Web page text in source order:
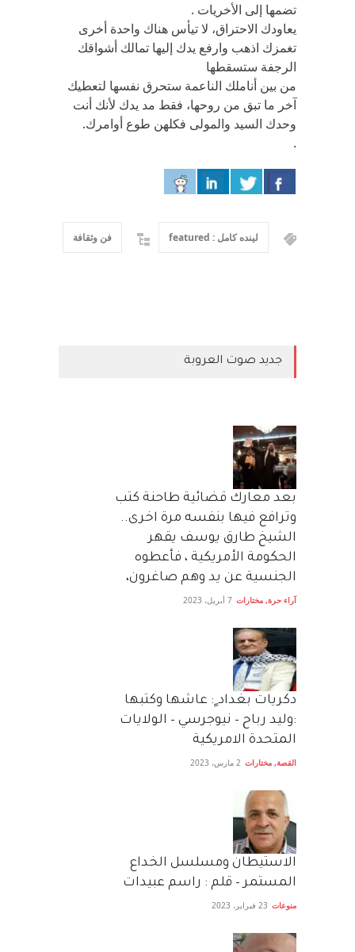
تضمها إلى الأخريات .
يعاودك الاحتراق، لا تيأس هناك واحدة أخرى
تغمزك اذهب وارفع يدك إليها تمالك أشواقك
الرجفة ستسقطها
من بين أناملك الناعمة ستحرق نفسها لتعطيك
آخر ما تبق من روحها، فقط مد يدك لأنك أنت
وحدك السيد والمولى فكلهن طوع أوامرك.
.
لينده كامل : featured فن وثقافة
جديد صوت العروبة
بعد معارك قضائية طاحنة كتب
وترافع فيها بنفسه مرة اخرى..
الشيخ طارق يوسف يقهر
الحكومة الأمريكية ، فأعطوه
الجنسية عن يد وهم صاغرون،
آراء حرة, مختارات 7 أبريل، 2023
دكريات بغداد ٍ: عاشها وكتبها
:وليد رباح – نيوجرسي – الولايات
المتحدة الامريكية
القصة, مختارات 2 مارس، 2023
الاستيطان ومسلسل الخداع
المستمر – قلم : راسم عبيدات
منوعات 23 فبراير، 2023